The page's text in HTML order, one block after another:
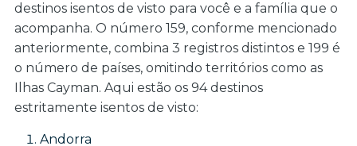
destinos isentos de visto para você e a família que o
acompanha. O número 159, conforme mencionado
anteriormente, combina 3 registros distintos e 199 é
o número de países, omitindo territórios como as
Ilhas Cayman. Aqui estão os 94 destinos
estritamente isentos de visto:
Andorra